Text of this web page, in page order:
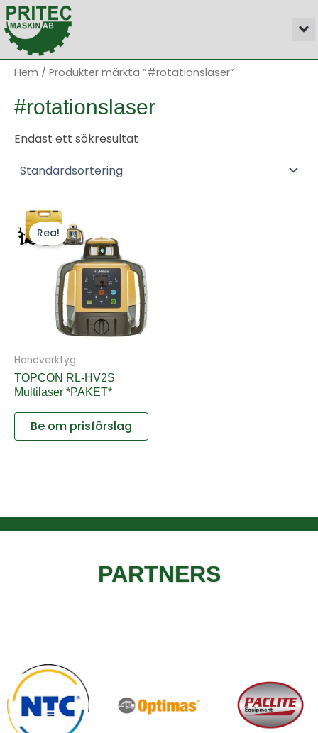
Hoppa
till
innehåll
Hem / Produkter märkta ”#rotationslaser”
#rotationslaser
Endast ett sökresultat
Rea!
Handverktyg
TOPCON RL-HV2S
Multilaser *PAKET*
Be om prisförslag
PARTNERS